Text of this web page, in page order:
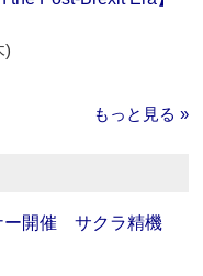
)
もっと見る »
ー開催 サクラ精機